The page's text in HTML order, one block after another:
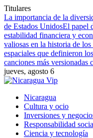
Titulares
La importancia de la
de Estados UnidosEl papel
estabilidad financiera y
valiosas en la historia de
espaciales que definieron
canciones más versionadas
jueves, agosto 6
Nicaragua
Cultura y ocio
Inversiones y
Responsabilidad
Ciencia y tecnología